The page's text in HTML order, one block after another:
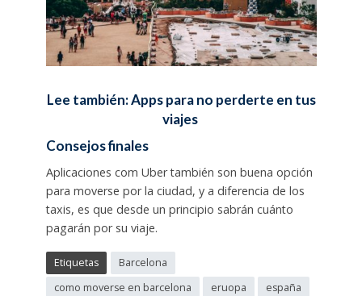
Lee también: Apps para no perderte en tus
viajes
Consejos finales
Aplicaciones com Uber también son buena opción
para moverse por la ciudad, y a diferencia de los
taxis, es que desde un principio sabrán cuánto
pagarán por su viaje.
Etiquetas
Barcelona
como moverse en barcelona
eruopa
españa